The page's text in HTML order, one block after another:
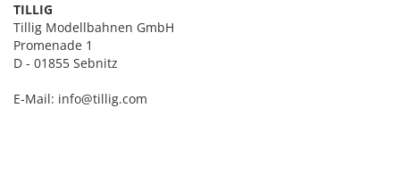
TILLIG
Tillig Modellbahnen GmbH
Promenade 1
D - 01855 Sebnitz
E-Mail: info@tillig.com